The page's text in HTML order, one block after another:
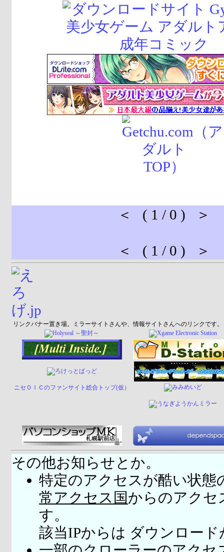
＜ ( 1 / 0 ) ＞
＜ ( 1 / 0 ) ＞
リンクバナー置き場。ミラーサイトさんや、情報サイトさんへのリンクです。
ニセＯＩＣのファンサイト総合トップ(仮）
その他お知らせとか。
特定のアクセスが酷い状態
常アクセス国からのアクセ
す。
該当IPからは ダウンロー